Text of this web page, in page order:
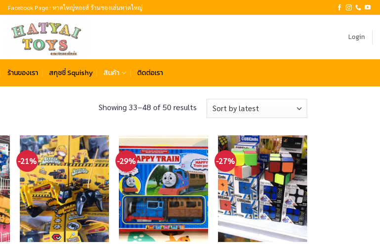
Facebook Page : หาดใหญ่ทอยส์ ร้านของเล่นหาดใหญ่
Login
ร้านของเรา สกุชชี่ Squishy สินค้า ติดต่อเรา
Showing 33–48 of 50 resultsSorted
-21% -29% -27%